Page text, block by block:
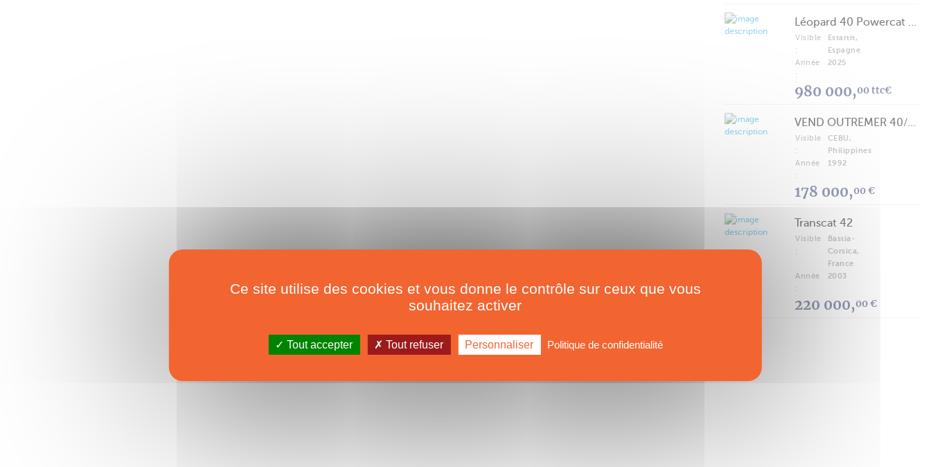
Léopard 40 Powercat 2025
Visible
:
Estartit,
Espagne
Année
:
2025
980 000,00 ttc€
VEND OUTREMER 40/43 (FREE LANCE)
Visible
:
CEBU,
Philippines
Année
:
1992
178 000,00 €
Transcat 42
Visible
:
Bastia-
Corsica,
France
Année
:
2003
220 000,00 €
Ce site utilise des cookies et vous donne le contrôle sur ceux que vous
souhaitez activer
Tout accepter Tout refuser Personnaliser Politique de confidentialité